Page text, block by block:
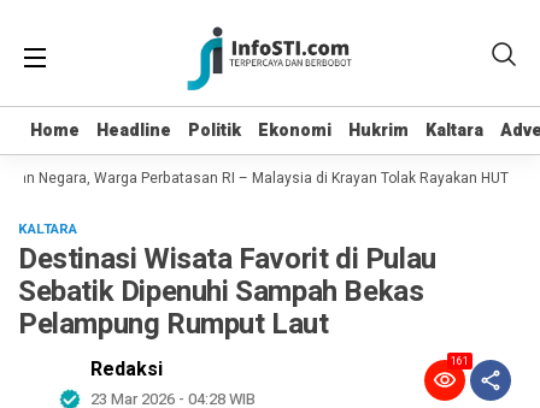
Home Headline Politik Ekonomi Hukrim Kaltara
Home Headline Politik Ekonomi Hukrim Kaltara
Negara, Warga Perbatasan RI – Malaysia di Krayan Tolak Rayakan HUT RI 81
KALTARA
Destinasi Wisata Favorit di Pulau
Sebatik Dipenuhi Sampah Bekas
Pelampung Rumput Laut
Redaksi
23 Mar 2026 - 04:28 WIB
161